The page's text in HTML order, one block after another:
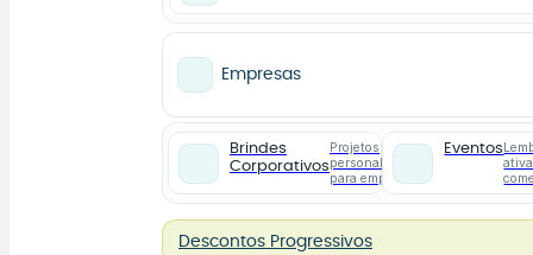
Empresas
Brindes
Corporativos
Projetos
personalizados
para empresas
Eventos
Descontos Progressivos